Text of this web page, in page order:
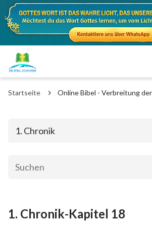
Startseite Online Bibel - Verbreitung
1. Chronik
Das alte Testament Das
1. Mose 2. Mose
5. Mose
1.Samuel
1. Chronik 2. Chronik
1. Chronik-Kapitel 18